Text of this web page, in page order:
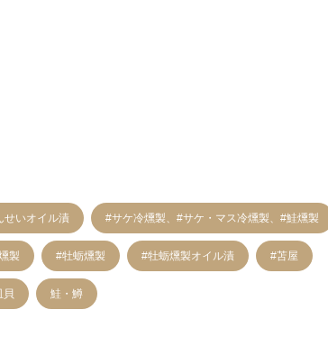
せいオイル漬 #サケ冷燻製、#サケ・マス冷燻製、#鮭燻製
製 #牡蛎燻製 #牡蛎燻製オイル漬 #苫屋
貝 鮭・鱒